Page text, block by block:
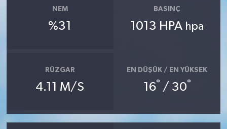
NEM
%31
BASINÇ
1013 HPA hpa
RÜZGAR
4.11 M/S
EN DÜŞÜK / EN YÜKSEK
16° / 30°